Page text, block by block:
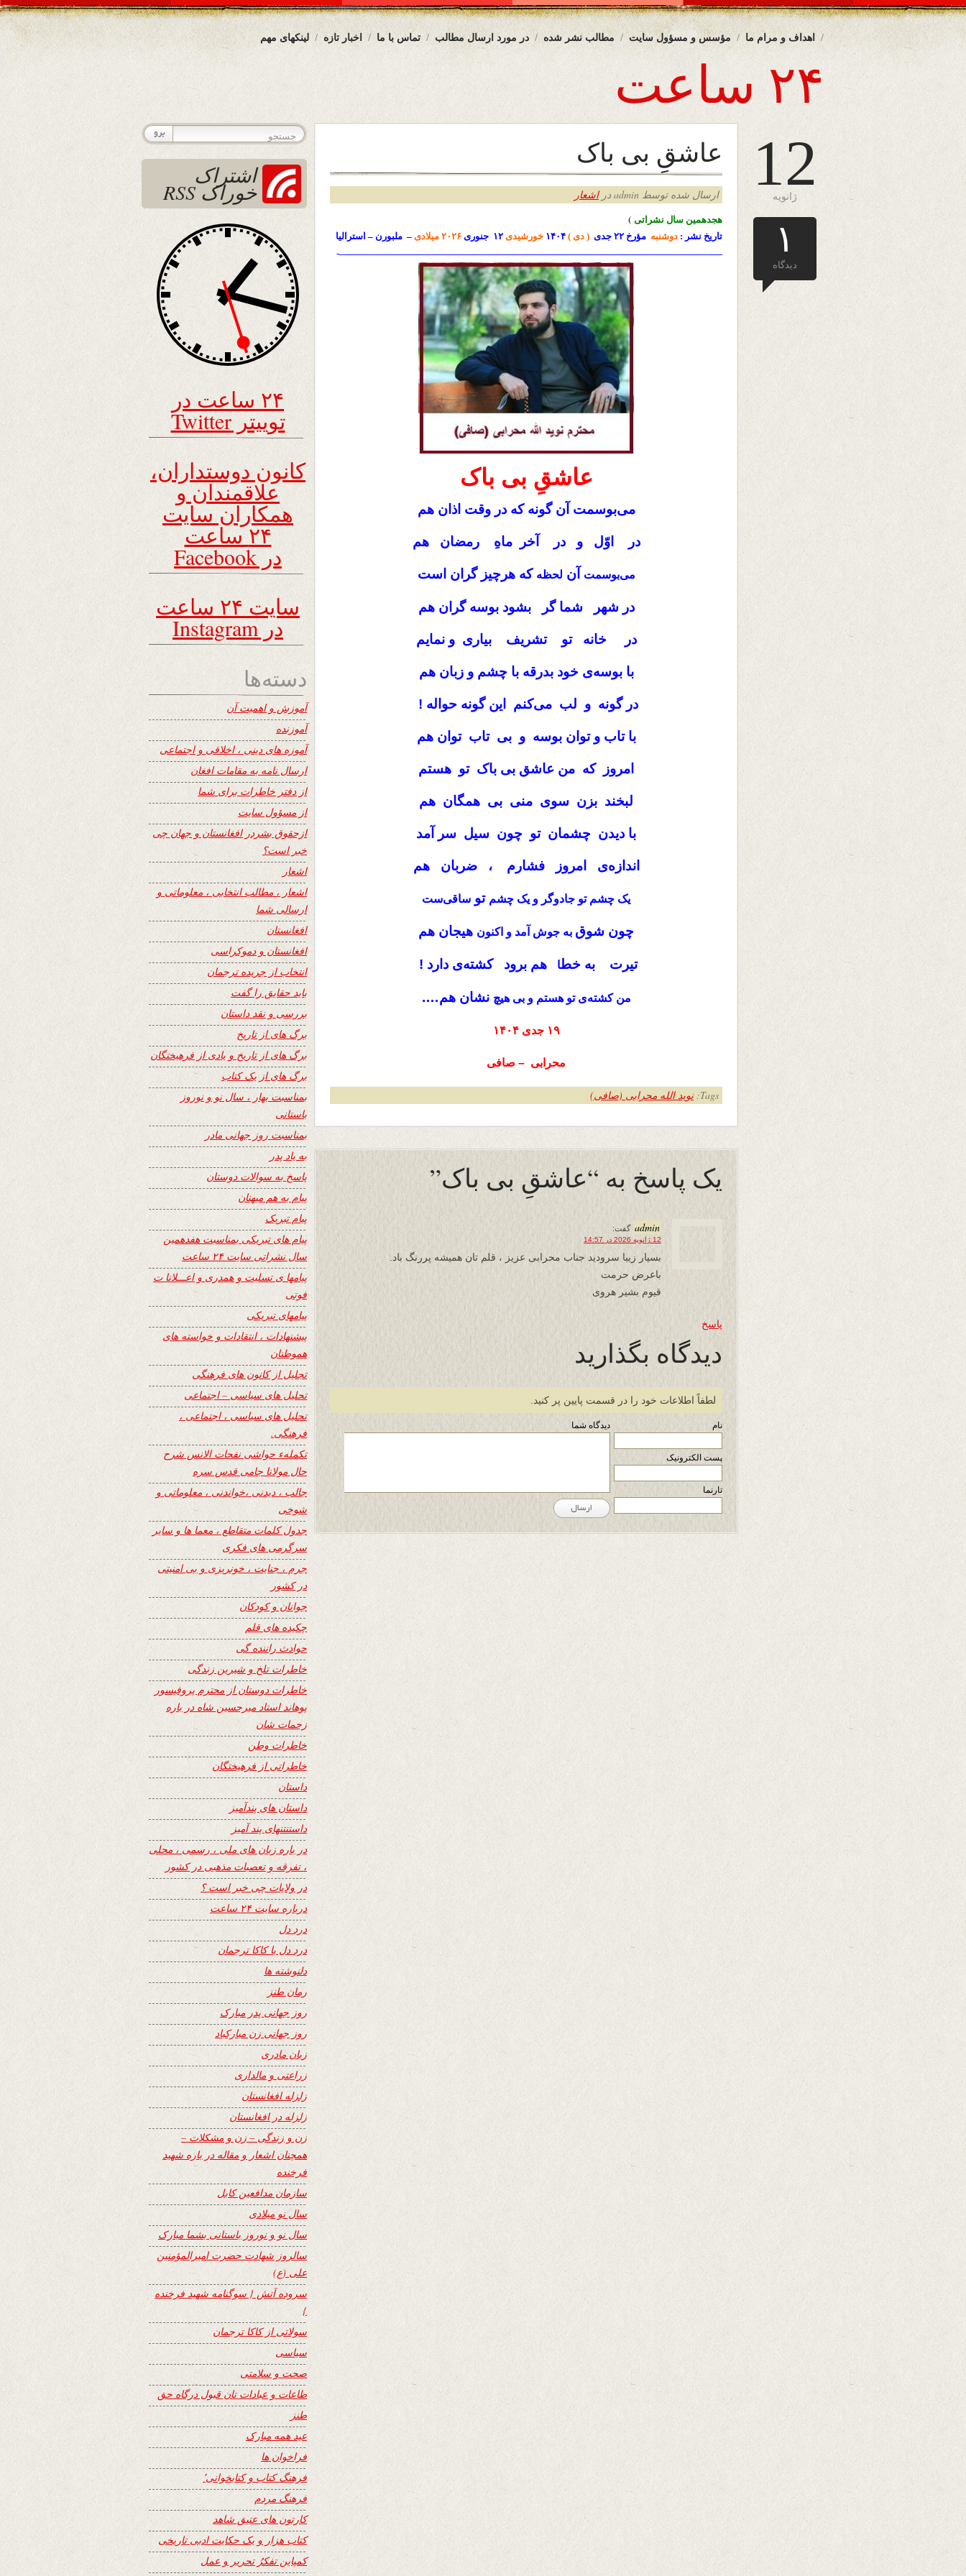
لینکهای مهم اخبار تازه تماس با ما در مورد ارسال مطالب مطالب نشر شده مؤسس و مسؤول سایت اهداف و مرام ما
۲۴ ساعت
12
ژانویه
۱
دیدگاه
عاشقِ بی باک
ارسال شده توسط admin در اشعار
هجدهمین سال نشراتی )
تاریخ نشر : دوشنبه مؤرخ ۲۲ جدی ( دی ) ۱۴۰۴ خورشیدی ۱۲ جنوری – ملبورن – استرالیا
—————————————————————————————————————————-
عاشقِ بی باک
می‌بوسمت آن گونه که در وقت اذان هم
در اوّل و در آخر ماهِ رمضان هم
می‌بوسمت آن لحظه که هرچیز گران است
در شهر شما گر بشود بوسه گران هم
در خانه تو تشریف بیاری و نمایم
با بوسه‌ی خود بدرقه با چشم و زبان هم
در گونه و لب می‌کنم این‌ گونه حواله !
با تاب و توان بوسه و بی تاب توان هم
امروز که من عاشق بی باک تو هستم
لبخند بزن سوی منی بی همگان هم
با دیدن چشمان تو چون سیل سر آمد
اندازه‌ی امروز فشارم ، ضربان هم
یک چشم تو جادوگر و یک چشم تو ساقی‌ست
چون شوق به جوش آمد و اکنون هیجان هم
تیرت به خطا هم برود کشته‌ی دارد !
من کشته‌ی تو هستم و بی هیچ نشان هم….
۱۹ جدی ۱۴۰۴
محرابی – صافی
Tags: نوید الله محرابی (صافی)
یک پاسخ به “عاشقِ بی باک”
admin گفت:
12 ژانویه 2026 در 14:57
بسیار زیبا سرودید جناب محرابی عزیز ، قلم تان همیشه پررنگ باد.
باعرض حرمت
قیوم بشیر هروی
پاسخ
دیدگاه بگذارید
لطفاً اطلاعات خود را در قسمت پایین پر کنید.
نام
پست الکترونیک
تارنما
دیدگاه شما
اشتراک
خوراک RSS
۲۴ ساعت در
توییتر Twitter
کانون دوستداران،
علاقمندان و
همکاران سایت
۲۴ ساعت
در Facebook
سایت ۲۴ ساعت
در Instagram
دسته‌ها
آموزش و اهمیت آن
آموزنده
آموزه های دینی ، اخلاقی و اجتماعی
ارسال نامه به مقامات افغان
از دفتر خاطرات برای شما
از مسؤول سایت
ازحقوق بشردر افغانستان و جهان چی
خبر است؟
اشعار
اشعار ، مطالب انتخابی ، معلوماتی و
ارسالی شما
افغانستان
افغانستان و دموکراسی
انتخاب از جریده ترجمان
باید حقایق را گفت
بررسی و نقد داستان
برگ های از تاریخ
برگ های از تاریخ و یادی از فرهیختگان
برگ های از یک کتاب
بمناسبت بهار ، سال نو و نوروز
باستانی
بمناسبت روز جهانی مادر
به یاد پدر
پاسخ به سوالات دوستان
پیام به هم میهنان
پیام تبریک
پیام های تبریکی بمناسبت هفدهمین
سال نشراتی سایت ۲۴ ساعت
پیامها ی تسلیت و همدری و اعـــلانا ت
فوتی
پیامهای تبریکی
پیشنهادات ، انتقادات و خواسته های
هموطنان
تجلیل از کانون های فرهنگی
تحلیل های سیاسی – اجتماعی
تحلیل های سیاسی ، اجتماعی ،
فرهنگی.
تکملهء حواشی نفحات الانس شرح
حال مولانا جامی قدس سره
جالب ، دیدنی ،خواندنی ، معلوماتی و
شوخی
جدول کلمات متقاطع ، معما ها و سایر
سرگرمی های فکری
جرم ، جنایت ، خونریزی و بی امنیتی
در کشور
جوانان و کودکان
چکیده های قلم
حوادث راننده گی
خاطرات تلخ و شیرین زندگی
خاطرات دوستان از محترم پروفیسور
پوهاند استاد میرحسین شاه در باره
زحمات شان
خاطرات وطن
خاطراتی از فرهیختگان
داستان
داستان های پندآمیز
داستنتنهای پند آمیز
در باره زبان های ملی ، رسمی ، محلی
، تفرقه و تعصبات مذهبی در کشور
در ولایات چی خبر است ؟
درباره سایت ۲۴ ساعت
درد دل
درد دل با کاکا ترجمان
دلنوشته ها
رمان طنز
روز جهانی پدر مبارک
روز جهانی زن مبارکباد
زبان مادری
زراعتی و مالداری
زلزله افغانستان
زلزله در افغانستان
زن و زندگی – زن و مشکلات –
همچنان اشعار و مقاله در باره شهید
فرخنده
سازمان مدافعین کابل
سال نو میلادی
سال نو و نوروز باستانی بشما مبارک
سالروز شهادت حضرت امیرالمؤمنین
علی (ع)
سروده آتش { سوگنامه شهید فرخنده
}
سولاتی از کاکا ترجمان
سیاسی
صحت و سلامتی
طاعات و عبادات تان قبول درگاه حق
طنز
عید همه مبارک
فراخوان ها
فرهنگ کتاب و کتابخوانی٬
فرهنگ مردم
کارتون های عتیق شاهد
کتاب هزار و یک حکایت ادبی تاریخی
کمپاین تفکرُ تحریر و عمل